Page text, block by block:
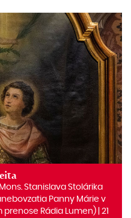
Stanislava Stolárika
Panny Márie v
Rádia Lumen) | 21